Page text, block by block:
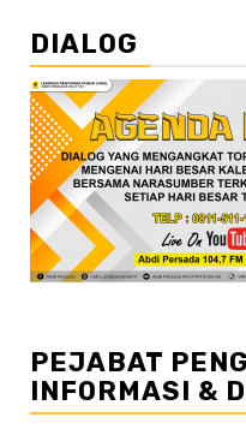
DIALOG
PEJABAT
INFORMASI &